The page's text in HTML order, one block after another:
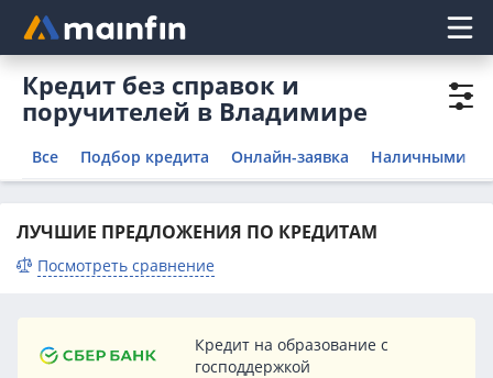
Главное меню
Кредит без справок и
поручителей в Владимире
Все Подбор кредита Онлайн-заявка Наличными
ЛУЧШИЕ ПРЕДЛОЖЕНИЯ ПО КРЕДИТАМ
Посмотреть сравнение
Кредит на образование с
господдержкой